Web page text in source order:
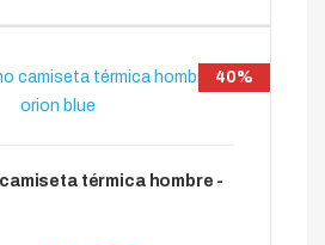
40%
térmica hombre -